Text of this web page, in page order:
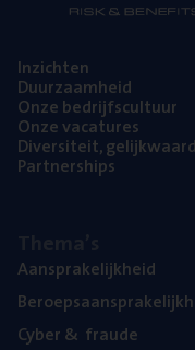
Inzich­ten
Duur­zaam­heid
Onze bedrijfs­cul­tuur
Onze vaca­tu­res
Diver­si­teit,
Part­ner­ships
Aan­spra­ke­lijk­heid
Cyber& fraude